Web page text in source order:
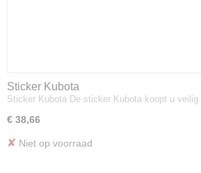
Sticker Kubota
Sticker Kubota De sticker Kubota koopt u
€ 38,66
✘ Niet op voorraad